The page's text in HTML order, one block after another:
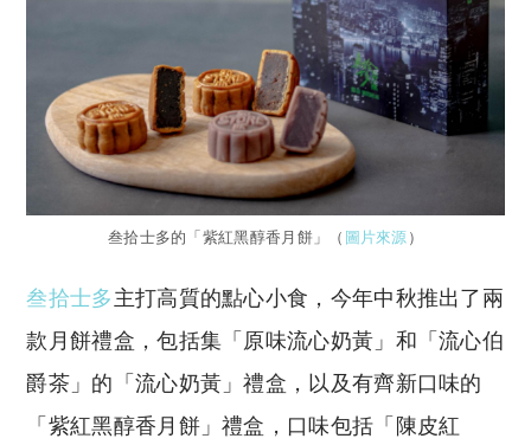
叁拾士多的「紫紅黑醇香月餅」（ 圖片來源 ）
叁拾士多 主打高質的點心小食，今年中秋推出了兩
款月餅禮盒，包括集「原味流心奶黃」和「流心伯
爵茶」的「流心奶黃」禮盒，以及有齊新口味的
「紫紅黑醇香月餅」禮盒，口味包括「陳皮紅